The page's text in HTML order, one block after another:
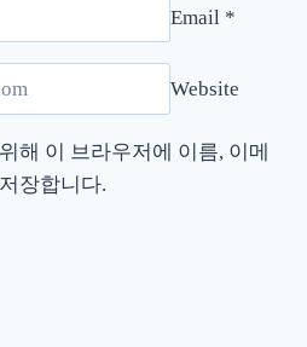
Email *
Website
해 이 브라우저에 이름, 이메
장합니다.